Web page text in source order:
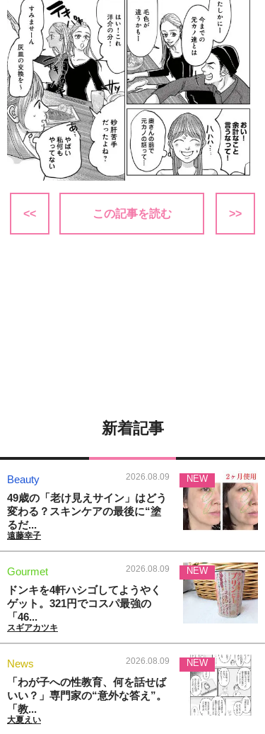
<< この記事を読む >>
新着記事
Beauty 2026.08.09
49歳の「老け見えサイン」はどう
変わる？スキンケアの最後に“塗
るだ...
遠藤幸子
NEW
Gourmet 2026.08.09
ドンキを4軒ハシゴしてようやく
ゲット。321円でコスパ最強の
「46...
スギアカツキ
NEW
News 2026.08.09
「わが子への性教育、何を話せば
いい？」専門家の“意外な答え”。
「教...
大夏えい
NEW